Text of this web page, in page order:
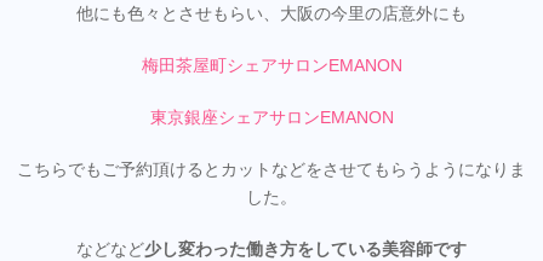
他にも色々とさせもらい、大阪の今里の店意外にも
梅田茶屋町シェアサロンEMANON
東京銀座シェアサロンEMANON
こちらでもご予約頂けるとカットなどをさせてもらうようになりま
した。
などなど少し変わった働き方をしている美容師です